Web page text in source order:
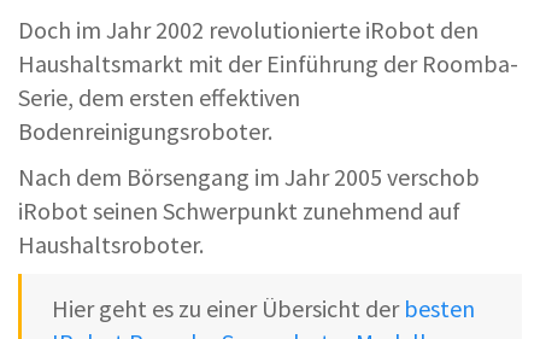
Doch im Jahr 2002 revolutionierte iRobot den
Haushaltsmarkt mit der Einführung der Roomba-
Serie, dem ersten effektiven
Bodenreinigungsroboter.
Nach dem Börsengang im Jahr 2005 verschob
iRobot seinen Schwerpunkt zunehmend auf
Haushaltsroboter.
Hier geht es zu einer Übersicht der besten